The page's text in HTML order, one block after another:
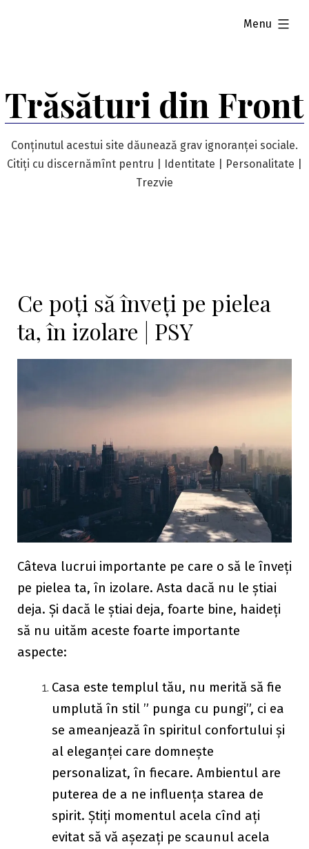
Trăsături din Front
Conținutul acestui site dăunează grav ignoranței sociale.
Citiți cu discernămînt pentru | Identitate | Personalitate |
Trezvie
Menu
expanded
Ce poți să înveți pe pielea
ta, în izolare | PSY
Câteva lucrui importante pe care o să le înveți
pe pielea ta, în izolare. Asta dacă nu le știai
deja. Și dacă le știai deja, foarte bine, haideți
să nu uităm aceste foarte importante
aspecte:
Casa este templul tău, nu merită să fie
umplută în stil ” punga cu pungi”, ci ea
se ameanjează în spiritul confortului și
al eleganței care domnește
personalizat, în fiecare. Ambientul are
puterea de a ne influența starea de
spirit. Știți momentul acela cînd ați
evitat să vă așezați pe scaunul acela